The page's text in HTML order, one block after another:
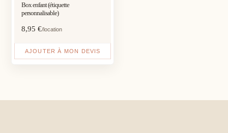
Box enfant (étiquette
personnalisable)
8,95€/location
AJOUTER À MON DEVIS